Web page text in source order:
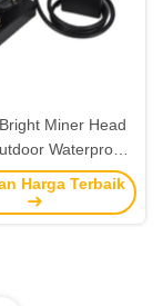
Miner Head
Waterproof
Lamp 280Lm
Harga Terbaik